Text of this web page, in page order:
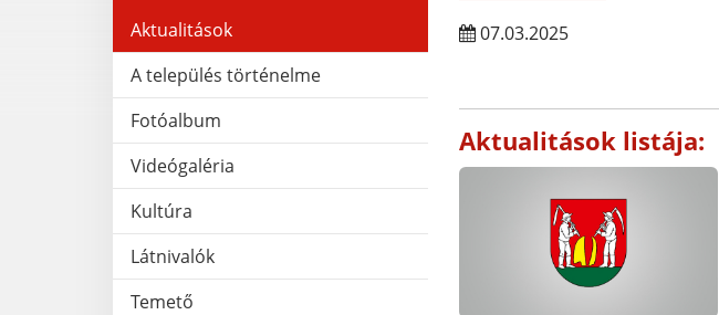
Aktualitások
A település történelme
Fotóalbum
Videógaléria
Kultúra
Látnivalók
Temető
07.03.2025
Aktualitások listája: